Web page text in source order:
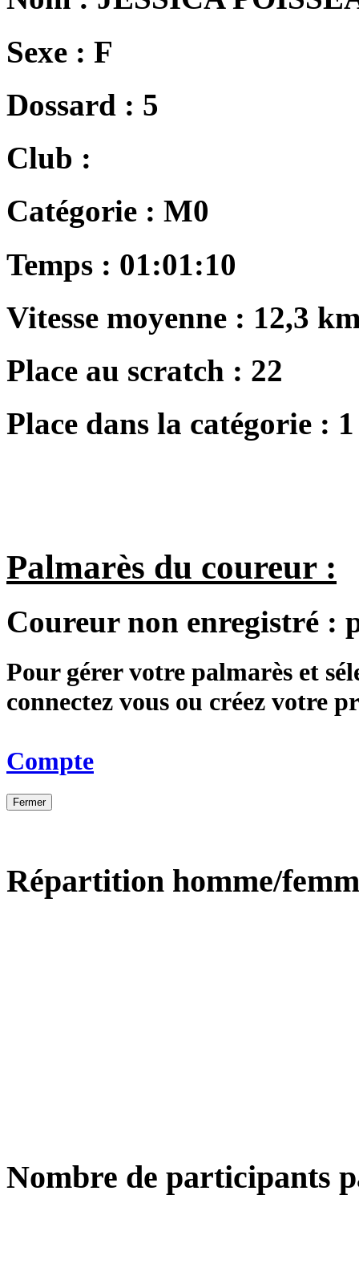
Sexe : F
Dossard : 5
Club :
Catégorie : M0
Temps : 01:01:10
Vitesse moyenne : 12,3
Place au scratch : 22
Place dans la catégorie : 1
Palmarès du coureur :
Coureur non enregistré :
Pour gérer votre palmarès et
connectez vous ou créez votre
Compte
Fermer
Répartition homme/
Nombre de participants